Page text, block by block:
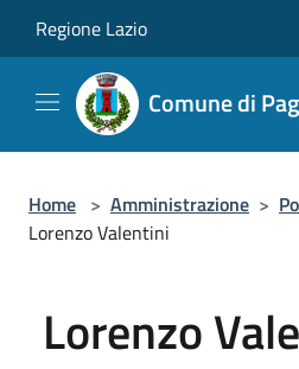
Regione Lazio
Comune di
Home > Amministrazione >
Lorenzo Valentini
Lorenzo